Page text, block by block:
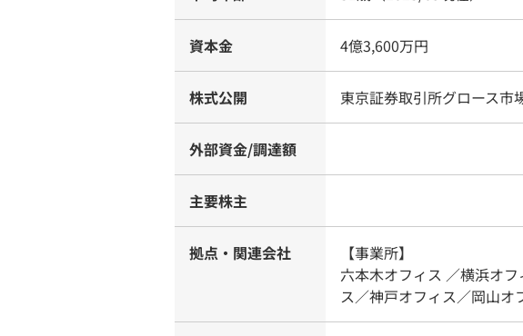
資本金 4億3,600万円
株式公開 東京証券取引所グロース市
外部資金/調達額
主要株主
拠点・関連会社
【事業所】
六本木オフィス ／横浜オ
ス／神戸オフィス／岡山オ